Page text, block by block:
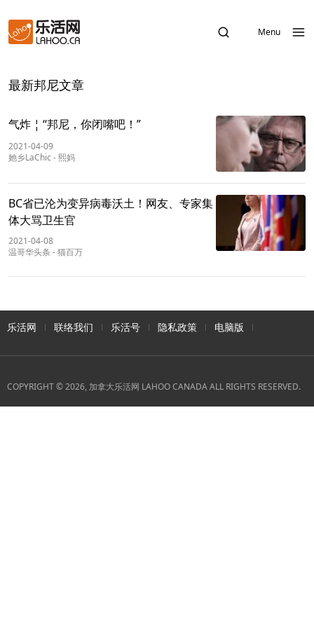
Menu
最新邦尼文章
气炸 ¦ “邦尼，你闭嘴吧！”
2021-04-09
她乡LaChic - 熙妈
BC省已沦为变异病毒沃土！网友、专家集
体大骂卫生官
2021-04-08
温哥华头条 -猫百万
乐活网 联络我们 乐活号 隐私政策 电脑版
COPYRIGHT © 2026, 加拿大乐活网 LAHOO CANADA ALL RIGHTS RESERVED.